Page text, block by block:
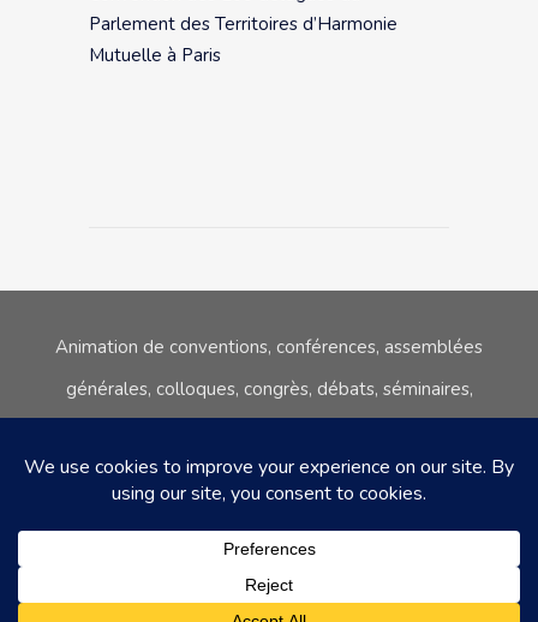
Parlement des Territoires d’Harmonie
Mutuelle à Paris
Animation de conventions, conférences, assemblées
générales, colloques, congrès, débats, séminaires,
06.80.08.67.45 sc@stephane-courgeon.com
© Copyright Stéphane Courgeon 2017